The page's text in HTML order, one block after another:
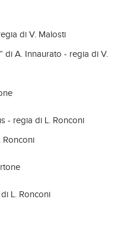
di V. Malosti
di A. Innaurato - regia di V.
- regia di L. Ronconi
Ronconi
L. Ronconi